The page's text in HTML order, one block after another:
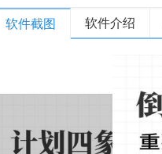
软件截图 软件介绍